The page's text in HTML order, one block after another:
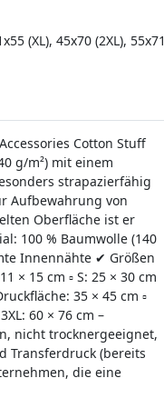
(XL), 45x70 (2XL), 55x71
Cotton Stuff
g/m²) mit einem
strapazierfähig
Aufbewahrung von
Oberfläche ist er
100 % Baumwolle (140
Innennähte ✔ Größen
× 15 cm ▫ S: 25 × 30 cm
35 × 45 cm ▫
60 × 76 cm –
nicht trocknergeeignet,
Transferdruck (bereits
die eine